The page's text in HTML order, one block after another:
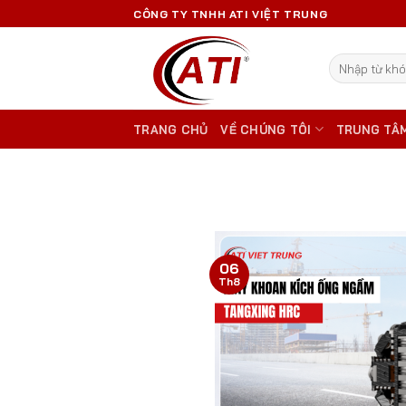
to
CÔNG TY TNHH ATI VIỆT TRUNG
Tìm
kiếm:
TRANG CHỦ VỀ CHÚNG TÔI TRUNG
06
Th8